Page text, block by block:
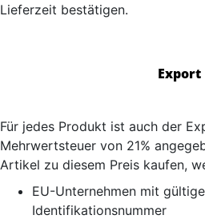
Lieferzeit bestätigen.
Export
Für jedes Produkt ist auch der
Mehrwertsteuer von 21%
Artikel zu diesem Preis kaufen,
EU-Unternehmen mit
Identifikationsnummer